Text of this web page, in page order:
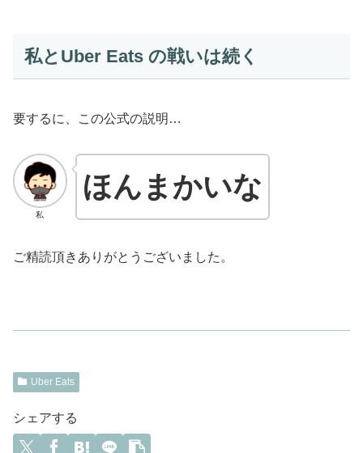
私とUber Eats の戦いは続く
要するに、この公式の説明…
私
ほんまかいな
ご精読頂きありがとうございました。
Uber Eats
シェアする